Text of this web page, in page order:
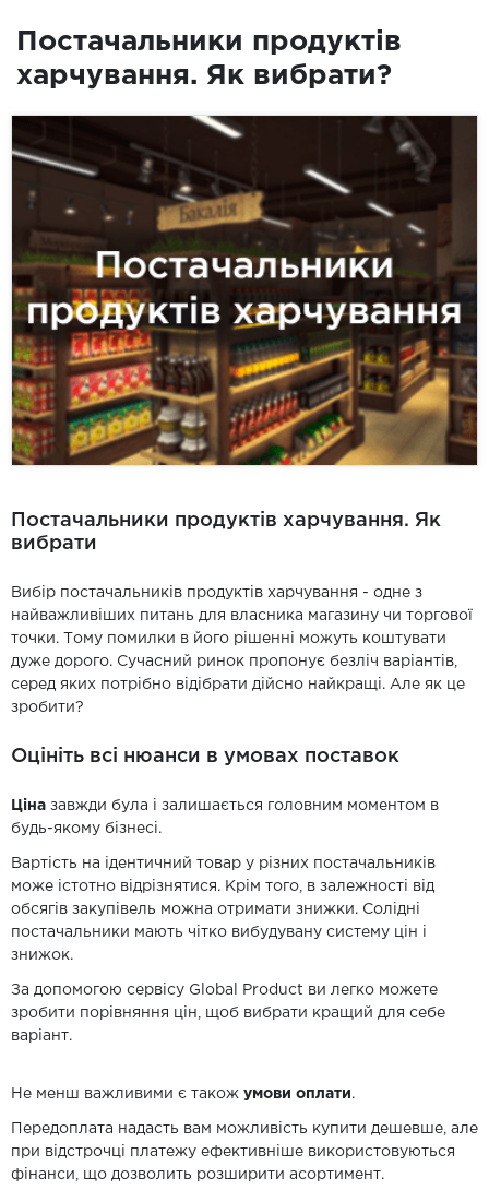
Постачальники продуктів
харчування. Як вибрати?
Постачальники продуктів харчування. Як
вибрати
Вибір постачальників продуктів харчування - одне з
найважливіших питань для власника магазину чи торгової
точки. Тому помилки в його рішенні можуть коштувати
дуже дорого. Сучасний ринок пропонує безліч варіантів,
серед яких потрібно відібрати дійсно найкращі. Але як це
зробити?
Оцініть всі нюанси в умовах поставок
Ціна завжди була і залишається головним моментом в
будь-якому бізнесі.
Вартість на ідентичний товар у різних постачальників
може істотно відрізнятися. Крім того, в залежності від
обсягів закупівель можна отримати знижки. Солідні
постачальники мають чітко вибудувану систему цін і
знижок.
За допомогою сервісу Global Product ви легко можете
зробити порівняння цін, щоб вибрати кращий для себе
варіант.
Не менш важливими є також умови оплати.
Передоплата надасть вам можливість купити дешевше, але
при відстрочці платежу ефективніше використовуються
фінанси, що дозволить розширити асортимент.